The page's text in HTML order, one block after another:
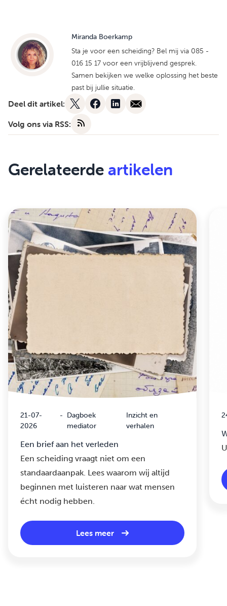
Miranda Boerkamp
Sta je voor een scheiding? Bel mij via 085 -
016 15 17 voor een vrijblijvend gesprek.
Samen bekijken we welke oplossing het beste
past bij jullie situatie.
Deel dit artikel:
Volg ons via RSS:
Gerelateerde artikelen
21-07-
2026
- Dagboek
mediator
Inzicht en
verhalen
Een brief aan het verleden
Een scheiding vraagt niet om een
standaardaanpak. Lees waarom wij altijd
beginnen met luisteren naar wat mensen
écht nodig hebben.
Lees meer